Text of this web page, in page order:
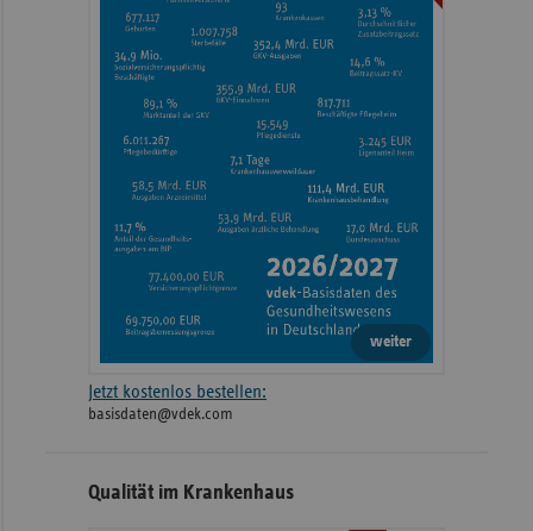
weiter
Jetzt kostenlos bestellen:
basisdaten@vdek.com
Qualität im Krankenhaus